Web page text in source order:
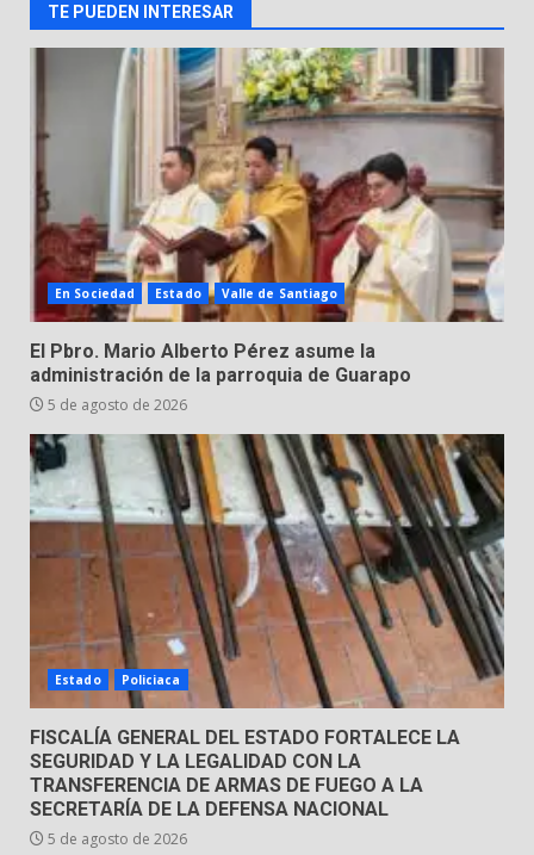
5 de agosto de 2026
Muere peatón arrollado por
motociclista en Yuriria
4 de agosto de 2026
4
Valle de Santiago despide a
José Antonio Villanueva
Cárdenas, “El Puma”
3 de agosto de 2026
5
Hombre pierde la vida en
tabiquera
Emboscada a policías en Yuriria
31 de julio de 2026
Envía Gobierno de la Gente más
de 77 mil
30 de julio de 2026
TE PUEDEN INTERESAR
En Sociedad Estado Valle de Santiago
El Pbro. Mario Alberto Pérez asume la
administración de la parroquia de Guarapo
5 de agosto de 2026
Estado Policiaca
FISCALÍA GENERAL DEL ESTADO FORTALECE LA
SEGURIDAD Y LA LEGALIDAD CON LA
TRANSFERENCIA DE ARMAS DE FUEGO A LA
SECRETARÍA DE LA DEFENSA NACIONAL
5 de agosto de 2026